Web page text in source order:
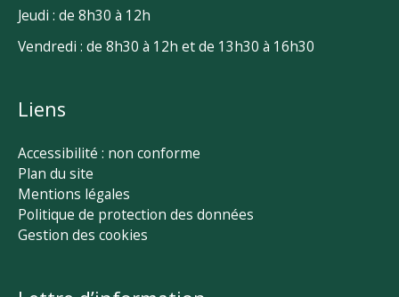
Jeudi : de 8h30 à 12h
Vendredi : de 8h30 à 12h et de 13h30 à 16h30
Liens
Accessibilité : non conforme
Plan du site
Mentions légales
Politique de protection des données
Gestion des cookies